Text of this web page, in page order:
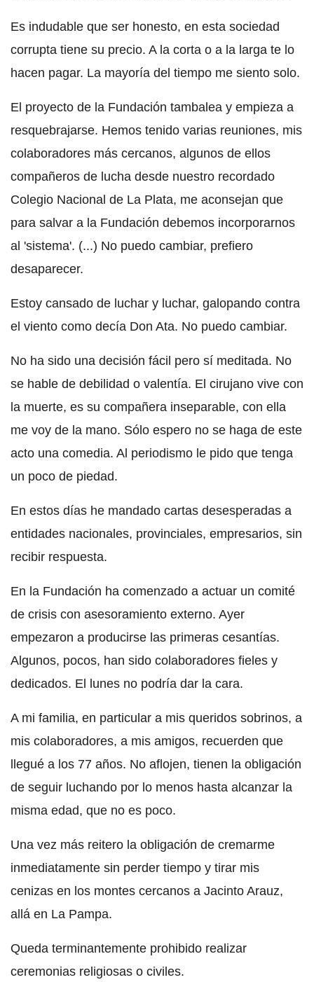
Es indudable que ser honesto, en esta sociedad
corrupta tiene su precio. A la corta o a la larga te lo
hacen pagar. La mayoría del tiempo me siento solo.
El proyecto de la Fundación tambalea y empieza a
resquebrajarse. Hemos tenido varias reuniones, mis
colaboradores más cercanos, algunos de ellos
compañeros de lucha desde nuestro recordado
Colegio Nacional de La Plata, me aconsejan que
para salvar a la Fundación debemos incorporarnos
al 'sistema'. (...) No puedo cambiar, prefiero
desaparecer.
Estoy cansado de luchar y luchar, galopando contra
el viento como decía Don Ata. No puedo cambiar.
No ha sido una decisión fácil pero sí meditada. No
se hable de debilidad o valentía. El cirujano vive con
la muerte, es su compañera inseparable, con ella
me voy de la mano. Sólo espero no se haga de este
acto una comedia. Al periodismo le pido que tenga
un poco de piedad.
En estos días he mandado cartas desesperadas a
entidades nacionales, provinciales, empresarios, sin
recibir respuesta.
En la Fundación ha comenzado a actuar un comité
de crisis con asesoramiento externo. Ayer
empezaron a producirse las primeras cesantías.
Algunos, pocos, han sido colaboradores fieles y
dedicados. El lunes no podría dar la cara.
A mi familia, en particular a mis queridos sobrinos, a
mis colaboradores, a mis amigos, recuerden que
llegué a los 77 años. No aflojen, tienen la obligación
de seguir luchando por lo menos hasta alcanzar la
misma edad, que no es poco.
Una vez más reitero la obligación de cremarme
inmediatamente sin perder tiempo y tirar mis
cenizas en los montes cercanos a Jacinto Arauz,
allá en La Pampa.
Queda terminantemente prohibido realizar
ceremonias religiosas o civiles.